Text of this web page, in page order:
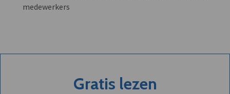
medewerkers
Gratis lezen